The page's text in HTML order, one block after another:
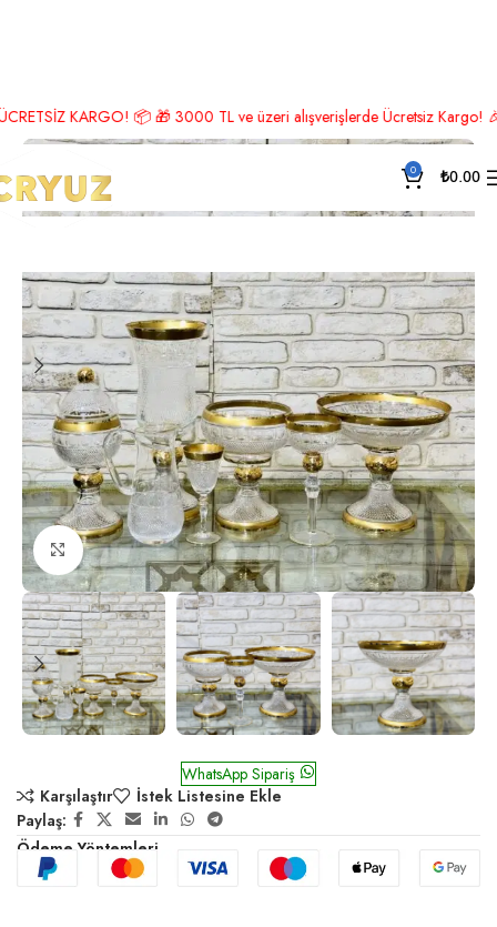
📦 🎁 3000 TL ve üzeri alışverişlerde Ücretsiz Kargo! 🎉
0 ₺0.00
Ana Sayfa Payitaht Koleksiyonu
Click to enlarge
WhatsApp Sipariş
Karşılaştır
İstek Listesine Ekle
Paylaş:
Ödeme Yöntemleri